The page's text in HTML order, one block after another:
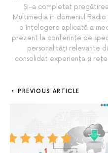
Și-a completat
Multimedia în domeniul
o înțelegere aplicată a
prezent la conferințe de
personalități relevante
consolidat experiența și
PREVIOUS ARTICLE